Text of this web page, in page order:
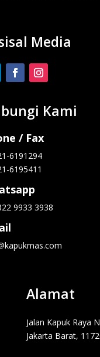
Media
Kami
/ Fax
6191294
6195411
9933 3938
Alamat
Jalan Kapuk Raya
Jakarta Barat,